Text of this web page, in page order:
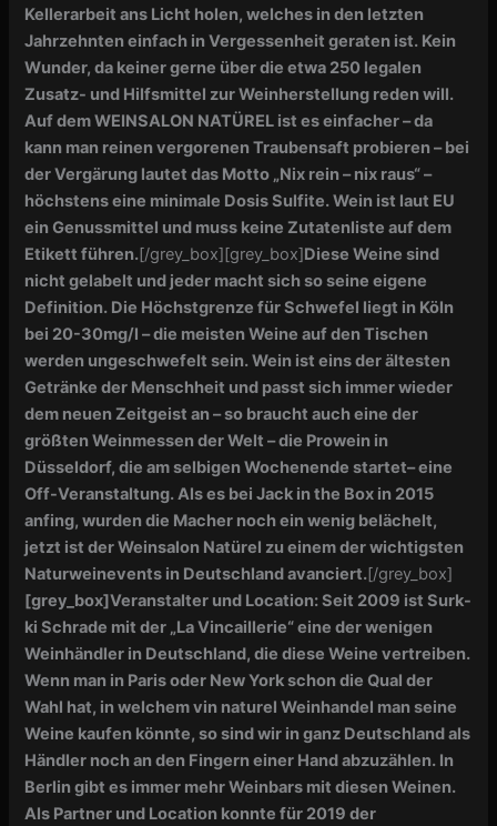
Kellerarbeit ans Licht holen, welches in den letzten
Jahrzehnten einfach in Vergessenheit geraten ist. Kein
Wunder, da keiner gerne über die etwa 250 legalen
Zusatz- und Hilfsmittel zur Weinherstellung reden will.
Auf dem WEINSALON NATÜREL ist es einfacher – da
kann man reinen vergorenen Traubensaft probieren – bei
der Vergärung lautet das Motto „Nix rein – nix raus“ –
höchstens eine minimale Dosis Sulfite. Wein ist laut EU
ein Genussmittel und muss keine Zutatenliste auf dem
Etikett führen.[/grey_box][grey_box]Diese Weine sind
nicht gelabelt und jeder macht sich so seine eigene
Definition. Die Höchstgrenze für Schwefel liegt in Köln
bei 20-30mg/l – die meisten Weine auf den Tischen
werden ungeschwefelt sein. Wein ist eins der ältesten
Getränke der Menschheit und passt sich immer wieder
dem neuen Zeitgeist an – so braucht auch eine der
größten Weinmessen der Welt – die Prowein in
Düsseldorf, die am selbigen Wochenende startet– eine
Off-Veranstaltung. Als es bei Jack in the Box in 2015
anfing, wurden die Macher noch ein wenig belächelt,
jetzt ist der Weinsalon Natürel zu einem der wichtigsten
Naturweinevents in Deutschland avanciert.[/grey_box]
[grey_box]Veranstalter und Location: Seit 2009 ist Surk-
ki Schrade mit der „La Vincaillerie“ eine der wenigen
Weinhändler in Deutschland, die diese Weine vertreiben.
Wenn man in Paris oder New York schon die Qual der
Wahl hat, in welchem vin naturel Weinhandel man seine
Weine kaufen könnte, so sind wir in ganz Deutschland als
Händler noch an den Fingern einer Hand abzuzählen. In
Berlin gibt es immer mehr Weinbars mit diesen Weinen.
Als Partner und Location konnte für 2019 der